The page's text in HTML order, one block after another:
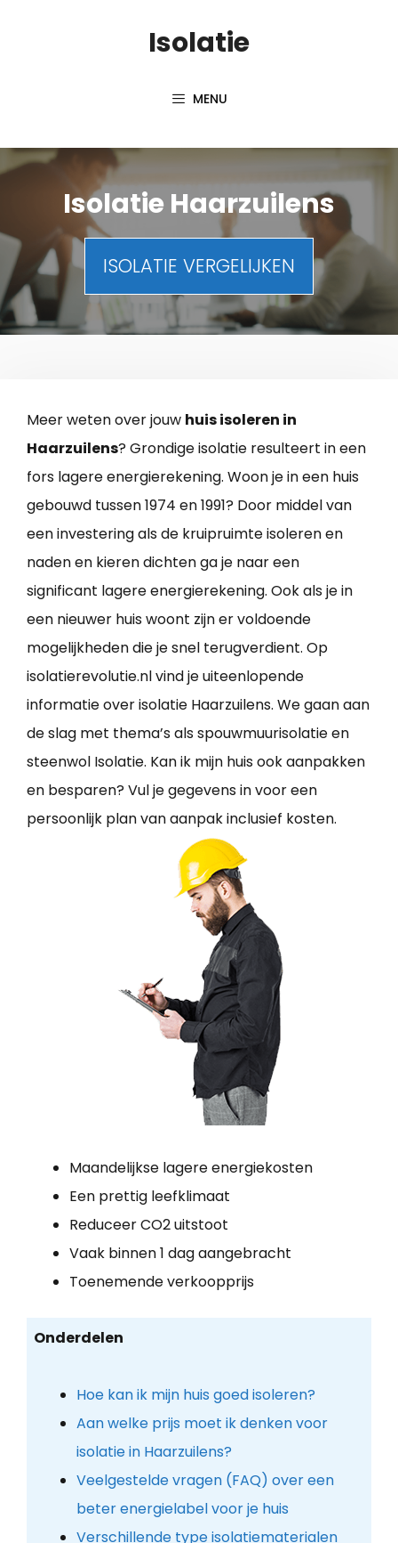
Isolatie
MENU
Isolatie Haarzuilens
ISOLATIE VERGELIJKEN
Meer weten over jouw huis isoleren in
Haarzuilens? Grondige isolatie resulteert in een
fors lagere energierekening. Woon je in een huis
gebouwd tussen 1974 en 1991? Door middel van
een investering als de kruipruimte isoleren en
naden en kieren dichten ga je naar een
significant lagere energierekening. Ook als je in
een nieuwer huis woont zijn er voldoende
mogelijkheden die je snel terugverdient. Op
isolatierevolutie.nl vind je uiteenlopende
informatie over isolatie Haarzuilens. We gaan aan
de slag met thema’s als spouwmuurisolatie en
steenwol Isolatie. Kan ik mijn huis ook aanpakken
en besparen? Vul je gegevens in voor een
persoonlijk plan van aanpak inclusief kosten.
Maandelijkse lagere energiekosten
Een prettig leefklimaat
Reduceer CO2 uitstoot
Vaak binnen 1 dag aangebracht
Toenemende verkoopprijs
Onderdelen
Hoe kan ik mijn huis goed isoleren?
Aan welke prijs moet ik denken voor
isolatie in Haarzuilens?
Veelgestelde vragen (FAQ) over een
beter energielabel voor je huis
Verschillende type isolatiematerialen